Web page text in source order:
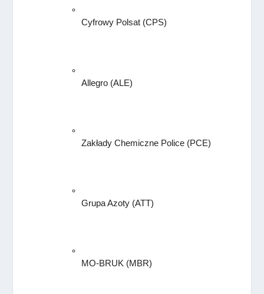
Cyfrowy Polsat (CPS)
Allegro (ALE)
Zakłady Chemiczne Police (PCE)
Grupa Azoty (ATT)
MO-BRUK (MBR)